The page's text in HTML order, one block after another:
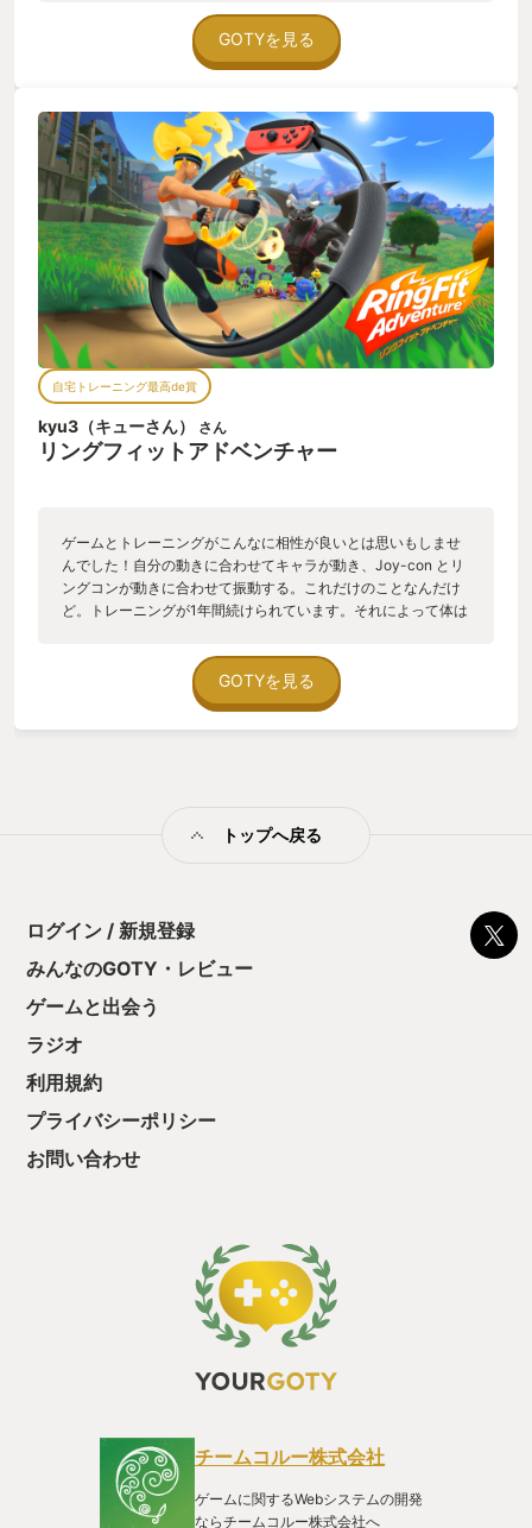
は大変な猛暑。 生後1ヶ月の子供を連れて運動なんて…と思って
いたらコロナ禍に買ったリングコンがこちらを見ている！ これ
なら家の中でもできるな… 確か、リングフィットアドベンチャ
動をサボっていた私を叱咤することなく、迎え入れてくれまし
た そこからは地道なトレーニングを…と思いきや、各運動の合
間にリングの精から 「ヨシヨシ！」 「ナイス！」 「いい
ね！」 「その調子！」 と応援の掛け声が！これが励みになりま
した。 リアルな筋トレだと回数をこなしても誰も褒めてくれな
いので… ここでリングフィットアドベンチャーのシステムにつ
いておさらいをしますと 各コースを進むと敵が現れます。 敵と
のバトルはターン制で、プレイヤーの攻撃手段として腕・腹・
足・ヨガの4種(4色)に分けられた属性攻撃を組み合わせて戦い
ます。 この時に事前に設定した自分の体力を考慮した(ゲーム内
では運動負荷と記されています)トレーニング回数をこなすとダ
メージを与えることができます。 レベルが上がり、強力な一部
のトレーニングを習得できると3体、5体の全体攻撃が可能！ 1
体ずつチマチマ倒さなくて良くなるのです！ 一度に5体をぶっ
飛ばすのは快感〜！筋肉も喜んでるよ！ 物語が進むと、敵とリ
ングの精の因縁など気になる要素も… ストーリーはありがちな
というと、2025年7月からマイナス7kgのダイエットに成功し
ています！ (同時進行であすけんの食事管理もしていますが) 産
後半年とは思えないほど自分の体がイキイキしています！ 上の
子16kgを抱っこしたまま20分歩いても大丈夫！ やはり身体は
資本… あなたのいつものゲーム時間から15分だけ、運動習慣に
GOTYを見る
自宅トレーニング最高de賞
kyu3（キューさん） さん
リングフィットアドベンチャー
ゲームとトレーニングがこんなに相性が良いとは思いもしませ
んでした！自分の動きに合わせてキャラが動き、Joy-con とリ
ングコンが動きに合わせて振動する。これだけのことなんだけ
ど。トレーニングが1年間続けられています。それによって体は
GOTYを見る
トップへ戻る
ログイン / 新規登録
みんなのGOTY・レビュー
ゲームと出会う
ラジオ
利用規約
プライバシーポリシー
お問い合わせ
チームコルー株式会社
ゲームに関するWebシステムの開発
ならチームコルー株式会社へ